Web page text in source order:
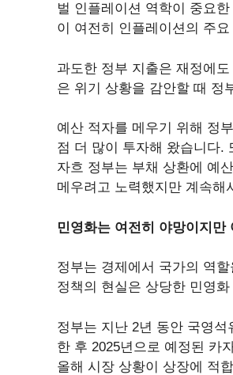
벌 인플레이션 역학이 중요
이 여전히 인플레이션의 주
과도한 정부 지출은 재정에
은 위기 상황을 감안할 때 정
예산 적자를 메우기 위해 정
점 더 많이 투자해 왔습니다.
자흐 정부는 부채 상환에 예
메우려고 노력했지만 계속해
민영화는 여전히 야망이지만
정부는 경제에서 국가의 역
정책의 현실은 상당한 민영
정부는 지난 2년 동안 국영
한 후 2025년으로 예정된 카
올해 시장 상황이 상장에 적